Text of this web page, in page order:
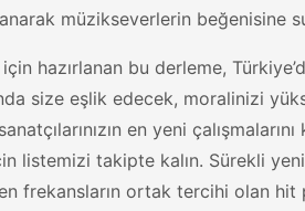
müzikseverlerin beğenisine
hazırlanan bu derleme,
size eşlik edecek, moralinizi
en yeni
listemizi takipte kalın. Sürekli
frekansların ortak tercihi olan hit